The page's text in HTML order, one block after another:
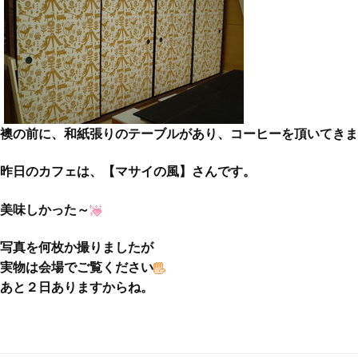
襖の前に、和紙張りのテーブルがあり、コーヒーを頂いてき
昨日のカフェは、【マサイの風】さんです。
美味しかった～
写真を何枚か撮りましたが
実物は会場でご覧ください
あと２日ありますからね。